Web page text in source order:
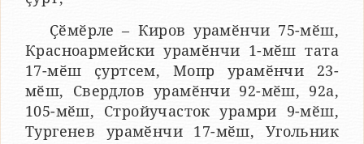
Ҫӗмӗрле – Киров урамӗнчи 75-мӗш,
Красноармейски урамӗнчи 1-мӗш тата
17-мӗш ҫуртсем, Мопр урамӗнчи 23-
мӗш, Свердлов урамӗнчи 92-мӗш, 92а,
105-мӗш, Стройучасток урамри 9-мӗш,
Тургенев урамӗнчи 17-мӗш, Угольник